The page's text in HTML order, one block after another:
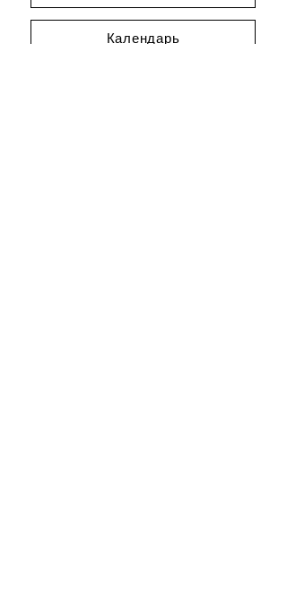
Календарь